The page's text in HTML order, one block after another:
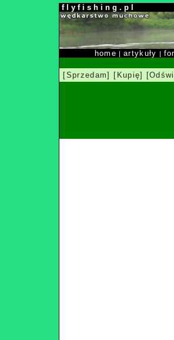
f l y f i s h i n g . p l
home |artykuły |
[Sprzedam] [Kupię]